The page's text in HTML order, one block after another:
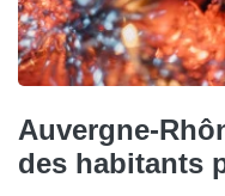
Auvergne-
des habitants